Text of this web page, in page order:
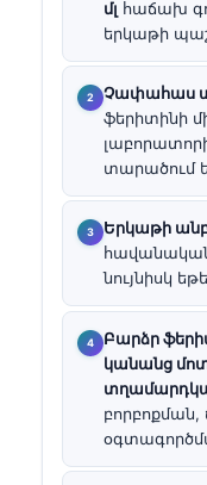
մլ հաճախ
երկաթի
Չափահաս
ֆերիտինի
տարածում
Երկաթի
նույնիսկ
Բարձր
կանանց
բորբոքման,